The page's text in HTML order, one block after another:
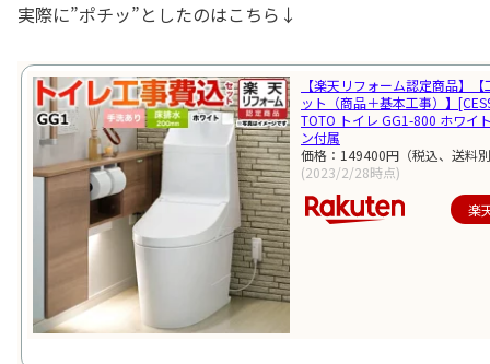
実際に”ポチッ”としたのはこちら↓
【楽天リフォーム認定商品】
ット（商品＋基本工事）】
TOTO トイレ GG1-800 ホワイ
ン付属
価格：149400円（税込、送料
(2023/2/28時点)
楽